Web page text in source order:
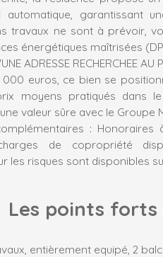
garantissant
travaux ne sont à prévoir,
énergétiques maîtrisées
ADRESSE RECHERCHEE AU
000 euros, ce bien se
moyens pratiqués dans le
valeur sûre avec le Groupe
: Honoraires
de copropriété
les risques sont disponibles
Les points forts
entièrement equipé, 2